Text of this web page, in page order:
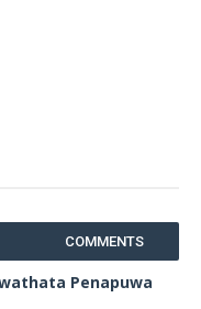
COMMENTS
Penapuwa